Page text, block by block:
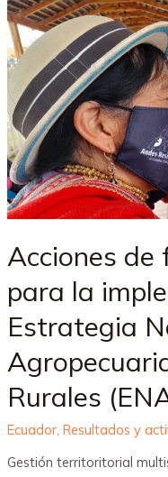
Acciones
para la
Estrategia
Rurales
Ecuador, Resultados y
Gestión territoritorial